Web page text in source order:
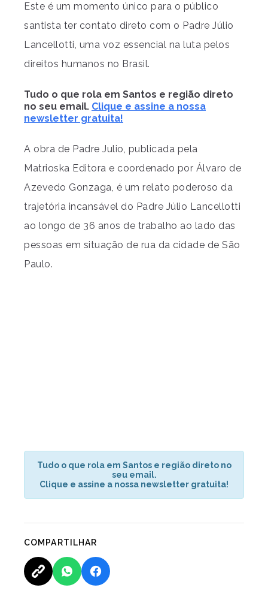
Este é um momento único para o público
santista ter contato direto com o Padre Júlio
Lancellotti, uma voz essencial na luta pelos
direitos humanos no Brasil.
Tudo o que rola em Santos e região direto
no seu email. Clique e assine a nossa
newsletter gratuita!
A obra de Padre Julio, publicada pela
Matrioska Editora e coordenado por Álvaro de
Azevedo Gonzaga, é um relato poderoso da
trajetória incansável do Padre Júlio Lancellotti
ao longo de 36 anos de trabalho ao lado das
pessoas em situação de rua da cidade de São
Paulo.
Tudo o que rola em Santos e região direto no
seu email.
Clique e assine a nossa newsletter gratuita!
COMPARTILHAR